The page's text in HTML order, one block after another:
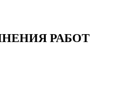
РАБОТ